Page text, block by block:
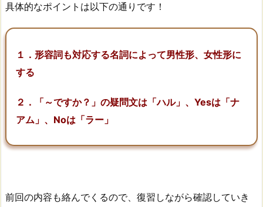
具体的なポイントは以下の通りです！
１．形容詞も対応する名詞によって男性形、女性形に
する
２．「～ですか？」の疑問文は「ハル」、Yesは「ナ
アム」、Noは「ラー」
前回の内容も絡んでくるので、復習しながら確認していき